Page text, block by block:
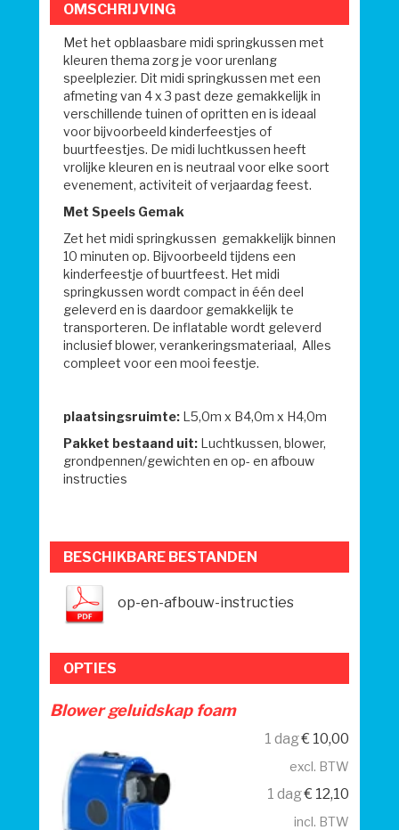
OMSCHRIJVING
Met het opblaasbare midi springkussen met
kleuren thema zorg je voor urenlang
speelplezier. Dit midi springkussen met een
afmeting van 4 x 3 past deze gemakkelijk in
verschillende tuinen of opritten en is ideaal
voor bijvoorbeeld kinderfeestjes of
buurtfeestjes. De midi luchtkussen heeft
vrolijke kleuren en is neutraal voor elke soort
evenement, activiteit of verjaardag feest.
Met Speels Gemak
Zet het midi springkussen gemakkelijk binnen
10 minuten op. Bijvoorbeeld tijdens een
kinderfeestje of buurtfeest. Het midi
springkussen wordt compact in één deel
geleverd en is daardoor gemakkelijk te
transporteren. De inflatable wordt geleverd
inclusief blower, verankeringsmateriaal, Alles
compleet voor een mooi feestje.
plaatsingsruimte: L5,0m x B4,0m x H4,0m
Pakket bestaand uit: Luchtkussen, blower,
grondpennen/gewichten en op- en afbouw
instructies
BESCHIKBARE BESTANDEN
op-en-afbouw-instructies
OPTIES
Blower geluidskap foam
1 dag€ 10,00
excl. BTW
1 dag€ 12,10
incl. BTW